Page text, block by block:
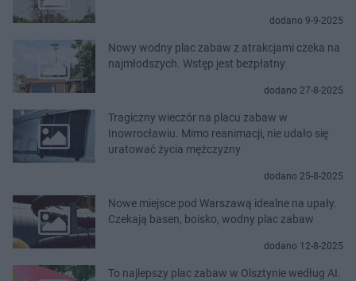
dodano 9-9-2025
Nowy wodny plac zabaw z atrakcjami czeka na
najmłodszych. Wstęp jest bezpłatny
dodano 27-8-2025
Tragiczny wieczór na placu zabaw w
Inowrocławiu. Mimo reanimacji, nie udało się
uratować życia mężczyzny
dodano 25-8-2025
Nowe miejsce pod Warszawą idealne na upały.
Czekają basen, boisko, wodny plac zabaw
dodano 12-8-2025
To najlepszy plac zabaw w Olsztynie według AI.